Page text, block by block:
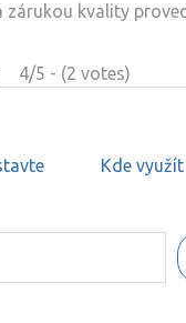
zárukou kvality
4/5 - (2 votes)
Kde